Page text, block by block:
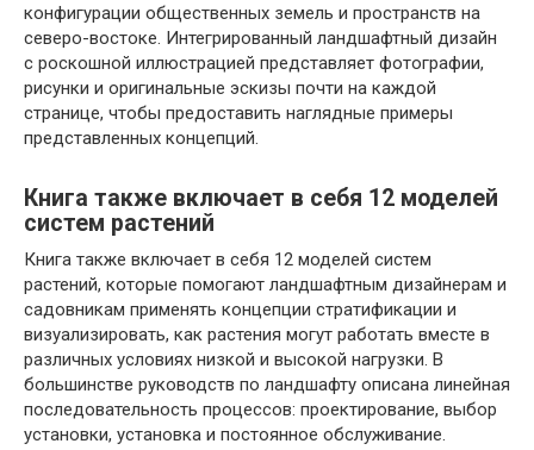
конфигурации общественных земель и пространств на
северо-востоке. Интегрированный ландшафтный дизайн
с роскошной иллюстрацией представляет фотографии,
рисунки и оригинальные эскизы почти на каждой
странице, чтобы предоставить наглядные примеры
представленных концепций.
Книга также включает в себя 12 моделей
систем растений
Книга также включает в себя 12 моделей систем
растений, которые помогают ландшафтным дизайнерам и
садовникам применять концепции стратификации и
визуализировать, как растения могут работать вместе в
различных условиях низкой и высокой нагрузки. В
большинстве руководств по ландшафту описана линейная
последовательность процессов: проектирование, выбор
установки, установка и постоянное обслуживание.